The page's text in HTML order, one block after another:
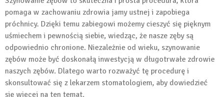
pomaga w zachowaniu zdrowia jamy ustnej i zapobiega
próchnicy. Dzięki temu zabiegowi możemy cieszyć się pięknym
uśmiechem i pewnością siebie, wiedząc, że nasze zęby są
odpowiednio chronione. Niezależnie od wieku, szynowanie
zębów może być doskonałą inwestycją w długotrwałe zdrowie
naszych zębów. Dlatego warto rozważyć tę procedurę i
skonsultować się z lekarzem stomatologiem, aby dowiedzieć
się więcej na ten temat.